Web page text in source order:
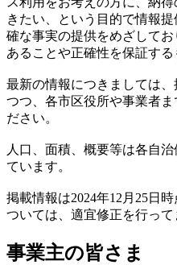
きたい、という目的で情報
確な事実の提供をめざして
あることや正確性を保証する
最新の情報につきましては
つつ、各市区役所や事業者
ださい。
人口、面積、概要等は各自
ています。
掲載情報は2024年12月25日
ついては、適宜修正を行って
事業主の皆さま